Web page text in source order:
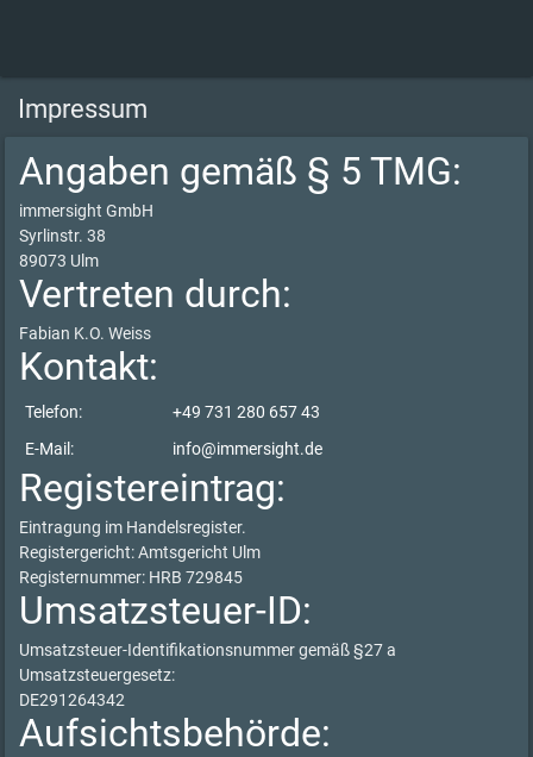
Impressum
Angaben gemäß § 5 TMG:
immersight GmbH
Syrlinstr. 38
89073 Ulm
Vertreten durch:
Fabian K.O. Weiss
Kontakt:
Telefon:
+49 731 280 657 43
E-Mail:
info@immersight.de
Registereintrag:
Eintragung im Handelsregister.
Registergericht: Amtsgericht Ulm
Registernummer: HRB 729845
Umsatzsteuer-ID:
Umsatzsteuer-Identifikationsnummer gemäß §27 a
Umsatzsteuergesetz:
DE291264342
Aufsichtsbehörde: